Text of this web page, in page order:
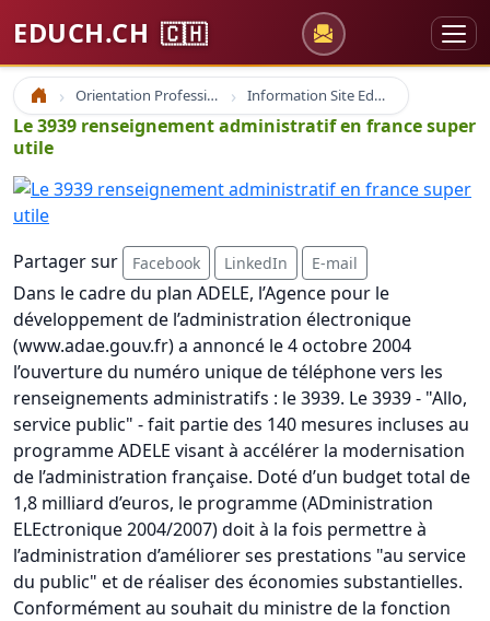
EDUCH.CH 🇨🇭
Accueil Orientation Professionnelle Information Site Educh.ch
Le 3939 renseignement administratif en france super
utile
Partager sur Facebook LinkedIn E-mail
Dans le cadre du plan ADELE, l’Agence pour le
développement de l’administration électronique
(www.adae.gouv.fr) a annoncé le 4 octobre 2004
l’ouverture du numéro unique de téléphone vers les
renseignements administratifs : le 3939. Le 3939 - "Allo,
service public" - fait partie des 140 mesures incluses au
programme ADELE visant à accélérer la modernisation
de l’administration française. Doté d’un budget total de
1,8 milliard d’euros, le programme (ADministration
ELEctronique 2004/2007) doit à la fois permettre à
l’administration d’améliorer ses prestations "au service
du public" et de réaliser des économies substantielles.
Conformément au souhait du ministre de la fonction